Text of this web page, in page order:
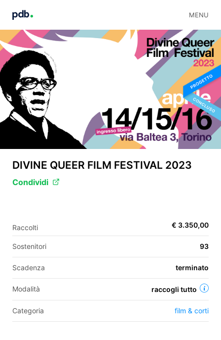
MENU
EN
FR
DIVINE QUEER FILM FESTIVAL 2023
Condividi
Raccolti € 3.350,00
Sostenitori 93
Scadenza terminato
Modalità raccogli tutto
Categoria film & corti